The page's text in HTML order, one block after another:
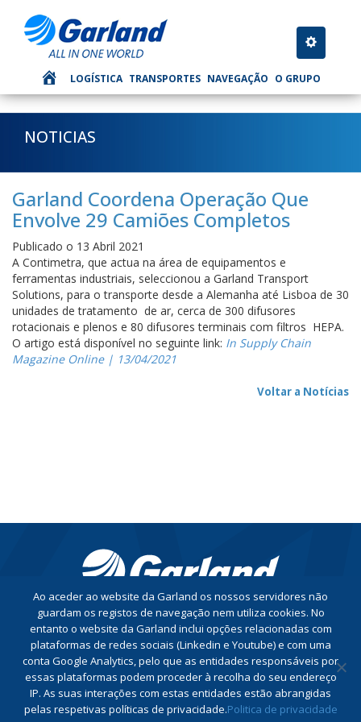
Toggle
LOGÍSTICA TRANSPORTES NAVEGAÇÃO O GRUPO
NOTICIAS
Garland Coordena Operação Que
Envolve 29 Camiões Completos
Publicado o 13 Abril 2021
A Contimetra, que actua na área de equipamentos e
ferramentas industriais, seleccionou a Garland Transport
Solutions, para o transporte desde a Alemanha até Lisboa de 30
unidades de tratamento de ar, cerca de 300 difusores
rotacionais e plenos e 80 difusores terminais com filtros HEPA.
O artigo está disponível no seguinte link: In Supply Chain
Magazine Online | 13/04/2021
Voltar a Notícias
CONTACTE-NOS
Conheça a nossa Política de Privacidade
Conheça a nossa Política do Sistema de Gestão Integrado
Livro de Reclamações
Ao aceder ao website da Garland os nossos servidores não
guardam os registos de navegação nem utiliza cookies. No
entanto o website da Garland inclui opções relacionadas com
plataformas de redes sociais (Linkedin e Youtube) e com uma
conta Google Analytics, pelo que as entidades responsáveis por
essas plataformas podem proceder à recolha do seu endereço
IP. As suas interações com estas entidades estão abrangidas
pelas respetivas políticas de privacidade.Politica de privacidade